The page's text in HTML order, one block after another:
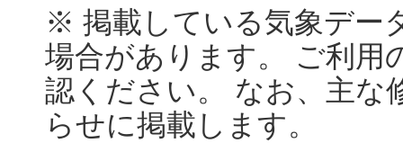
※ 掲載している気象デー
場合があります。 ご利用
認ください。 なお、主な
らせに掲載します。